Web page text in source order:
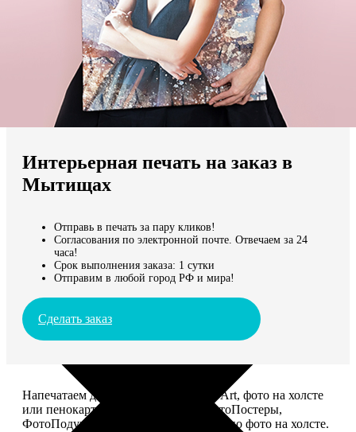
Мы доставляем по всему миру
Продолжить без города
Интерьерная печать на заказ в
Мытищах
Отправь в печать за пару кликов!
Согласования по электронной почте. Отвечаем за 24
часа!
Срок выполнения заказа: 1 сутки
Отправим в любой город РФ и мира!
Сделать заказ
Напечатаем для вас картины Dream-Art, фото на холсте
или пенокартоне, ФотоМозаику, ФотоПостеры,
ФотоПодушки или напишем портрет по фото на холсте.